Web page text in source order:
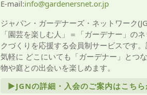
E-mail:info@gardenersnet.or.jp
ジャパン・ガーデナーズ・ネットワーク
「園芸を楽しむ人」＝「ガーデナー」の
クづくりを応援する会員制サービスです。
気軽に どこにいても「ガーデナー」とつ
物や庭との出会いを楽しめます。
►JGNの詳細・入会のご案内はこちら